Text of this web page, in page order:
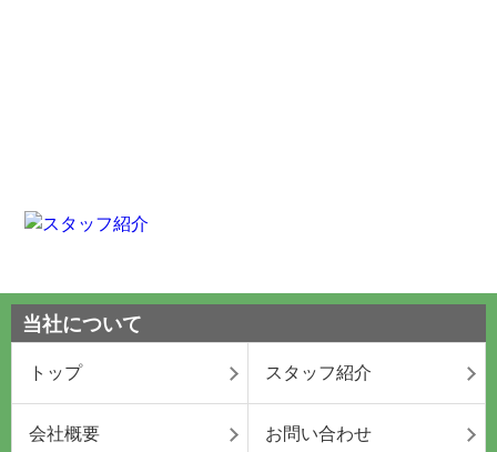
当社について
トップ スタッフ紹介
会社概要 お問い合わせ